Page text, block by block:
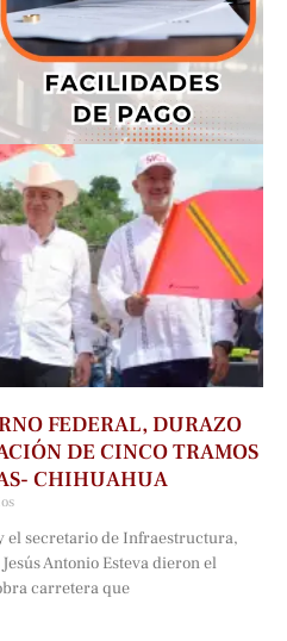
FEDERAL, DURAZO
DE CINCO TRAMOS
CHIHUAHUA
el secretario de Infraestructura,
Antonio Esteva dieron el
carretera que